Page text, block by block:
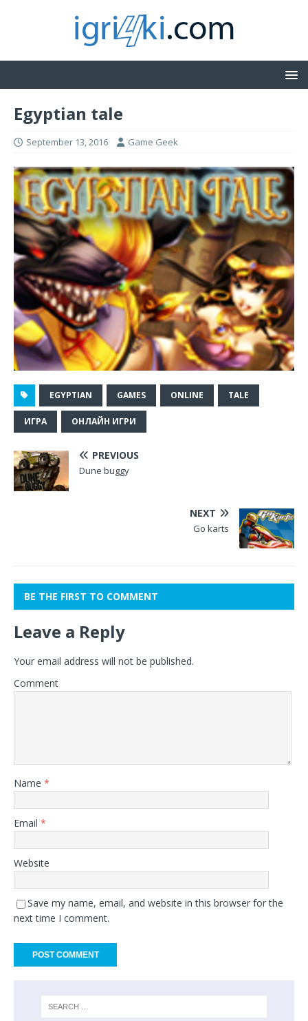
Egyptian tale
September 13, 2016 Game Geek
EGYPTIAN GAMES ONLINE TALE
ИГРА ОНЛАЙН ИГРИ
PREVIOUS
Dune buggy
NEXT
Go karts
BE THE FIRST TO COMMENT
Leave a Reply
Your email address will not be published.
Comment
Name *
Email *
Website
Save my name, email, and website in this browser for the
next time I comment.